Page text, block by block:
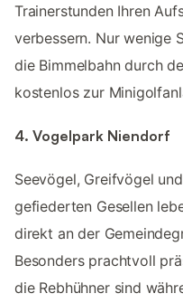
Trainerstunden Ihren
verbessern. Nur wenige
die Bimmelbahn durch
kostenlos zur
4. Vogelpark Niendorf
Seevögel, Greifvögel
gefiederten Gesellen
direkt an der
Besonders prachtvoll
die Rebhühner sind